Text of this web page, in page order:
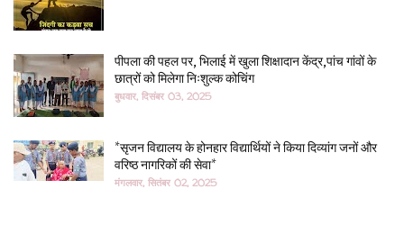
पीपला की पहल पर, भिलाई में खुला शिक्षादान केंद्र,पांच गांवों के
छात्रों को मिलेगा निःशुल्क कोचिंग
बुधवार, दिसंबर 03, 2025
*सृजन विद्यालय के होनहार विद्यार्थियों ने किया दिव्यांग जनों और
वरिष्ठ नागरिकों की सेवा*
मंगलवार, सितंबर 02, 2025